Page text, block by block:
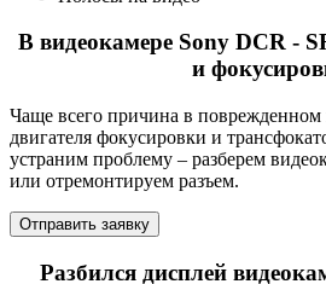
В видеокамере Sony DCR -
и
Чаще всего причина в поврежденном
двигателя фокусировки и
устраним проблему – разберем
или отремонтируем разъем.
Отправить заявку
Разбился дисплей